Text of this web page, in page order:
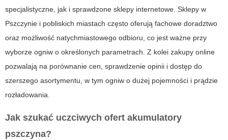
specjalistyczne, jak i sprawdzone sklepy internetowe. Sklepy w
Pszczynie i pobliskich miastach często oferują fachowe doradztwo
oraz możliwość natychmiastowego odbioru, co jest ważne przy
wyborze ogniw o określonych parametrach. Z kolei zakupy online
pozwalają na porównanie cen, sprawdzenie opinii i dostęp do
szerszego asortymentu, w tym ogniw o dużej pojemności i prądzie
rozładowania.
Jak szukać uczciwych ofert akumulatory
pszczyna?